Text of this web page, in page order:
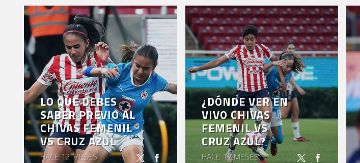
LO QUE DEBES
SABER PREVIO AL
CHIVAS FEMENIL
VS CRUZ AZUL
HACE 12 MESES
¿DÓNDE VER EN
VIVO CHIVAS
FEMENIL VS
CRUZ AZUL?
HACE 12 MESES